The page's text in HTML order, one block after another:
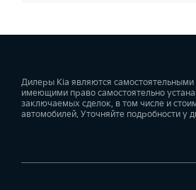
Дилеры Kia являются
имеющими право самостоятельно
заключаемых сделок, в том числе и
автомобилей. Уточняйте подробности у